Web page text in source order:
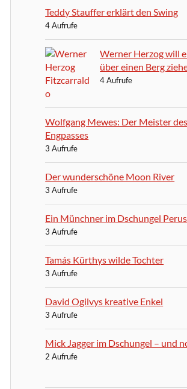
Teddy Stauffer erklärt den Swing
4 Aufrufe
Werner Herzog will
über einen Berg
4 Aufrufe
Wolfgang Mewes: Der Meister des
Engpasses
3 Aufrufe
Der wunderschöne Moon River
3 Aufrufe
Ein Münchner im Dschungel Perus
3 Aufrufe
Tamás Kürthys wilde Tochter
3 Aufrufe
David Ogilvys kreative Enkel
3 Aufrufe
Mick Jagger im Dschungel – und
2 Aufrufe